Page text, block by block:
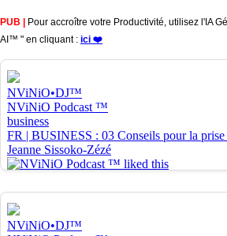
PUB | Pour accroître votre Productivité, utilisez l'IA
AI™ " en cliquant : ici ❤️